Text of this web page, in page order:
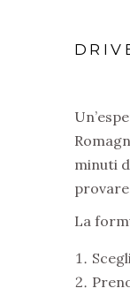
minuti
provare
La